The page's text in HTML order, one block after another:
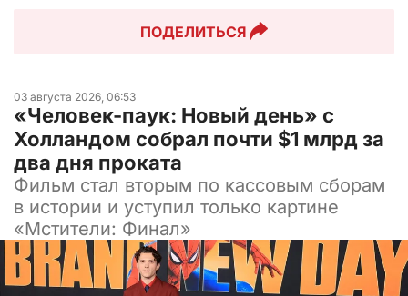
ПОДЕЛИТЬСЯ
03 августа 2026, 06:53
«Человек-паук: Новый день» с
Холландом собрал почти $1 млрд за
два дня проката
Фильм стал вторым по кассовым сборам
в истории и уступил только картине
«Мстители: Финал»